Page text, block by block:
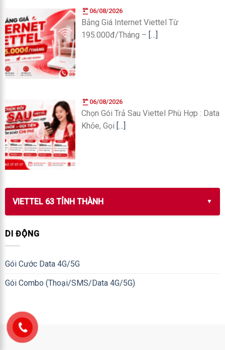
06/08/2026
Bảng Giá Internet Viettel Từ
195.000đ/Tháng – […]
06/08/2026
Chọn Gói Trả Sau Viettel Phù Hợp : Data
Khỏe, Gọi […]
VIETTEL 63 TỈNH THÀNH
DI ĐỘNG
Gói Cước Data 4G/5G
Gói Combo (Thoại/SMS/Data 4G/5G)